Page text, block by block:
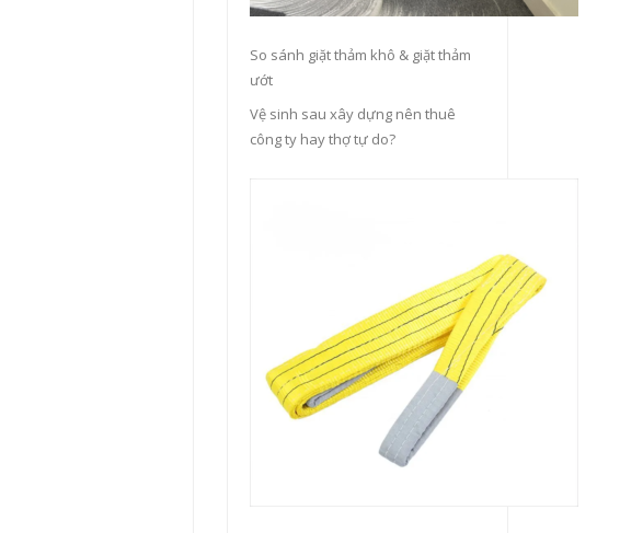
So sánh giặt thảm khô & giặt thảm
ướt
Vệ sinh sau xây dựng nên thuê
công ty hay thợ tự do?